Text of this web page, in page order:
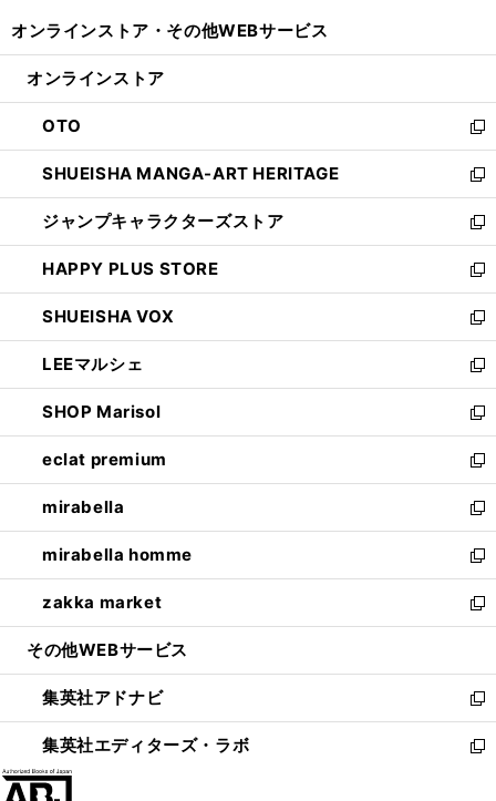
開
ン
ウ
で
開
く
ウ
ン
ド
ウ
で
開
く
オンラインストア・ その他WEBサービス
オンラインストア
OTO
新
し
い
ウ
ィ
ン
ド
ウ
で
開
く
SHUEISHA MANGA-ART HERITAGE
新
し
い
ウ
ィ
ン
ド
ウ
で
開
く
ジャンプキャラクターズストア
新
し
い
ウ
ィ
ン
ド
ウ
で
開
く
HAPPY PLUS STORE
新
し
い
ウ
ィ
ン
ド
ウ
で
開
く
SHUEISHA VOX
新
し
い
ウ
ィ
ン
ド
ウ
で
開
く
LEEマルシェ
新
し
い
ウ
ィ
ン
ド
ウ
で
開
く
SHOP Marisol
新
し
い
ウ
ィ
ン
ド
ウ
で
開
eclat premium
新
し
い
ウ
ィ
ン
ド
ウ
開
く
mirabella
新
し
い
ウ
ィ
ン
ウ
で
開
く
mirabella homme
新
し
い
ウ
ン
ド
ウ
で
zakka market
新
し
ウ
ィ
ン
ド
その他WEBサービス
集英社アドナビ
新
し
い
集英社エディターズ・ラボ
新